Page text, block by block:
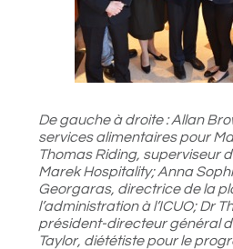
De gauche à droite : Allan
services alimentaires pour
Thomas Riding, superviseur
Marek Hospitality; Anna
Georgaras, directrice de la
l’administration à l’ICUO; Dr
président-directeur général
Taylor, diététiste pour le